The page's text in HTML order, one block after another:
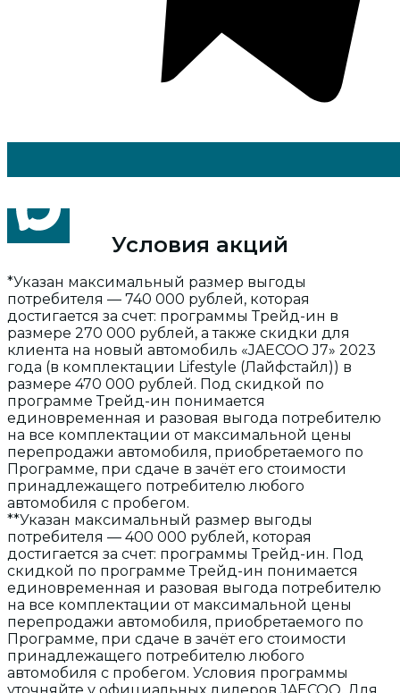
Условия акций
*Указан максимальный размер выгоды
потребителя — 740 000 рублей, которая
достигается за счет: программы Трейд-ин в
размере 270 000 рублей, а также скидки для
клиента на новый автомобиль «JAECOO J7» 2023
года (в комплектации Lifestyle (Лайфстайл)) в
размере 470 000 рублей. Под скидкой по
программе Трейд-ин понимается
единовременная и разовая выгода потребителю
на все комплектации от максимальной цены
перепродажи автомобиля, приобретаемого по
Программе, при сдаче в зачёт его стоимости
принадлежащего потребителю любого
автомобиля с пробегом.
**Указан максимальный размер выгоды
потребителя — 400 000 рублей, которая
достигается за счет: программы Трейд-ин. Под
скидкой по программе Трейд-ин понимается
единовременная и разовая выгода потребителю
на все комплектации от максимальной цены
перепродажи автомобиля, приобретаемого по
Программе, при сдаче в зачёт его стоимости
принадлежащего потребителю любого
автомобиля с пробегом. Условия программы
уточняйте у официальных дилеров JAECOO. Для